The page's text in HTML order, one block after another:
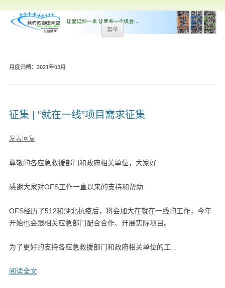
菜单
跳
至
月度归档： 2021年03月
征集 | “就在一线”项目需求征集
发表回复
尊敬的各应急救援部门和政府相关单位，大家好
感谢大家对OFS工作一直以来的支持和帮助
OFS经历了512和湖北抗疫后，将会加大在就在一线的工作，今年
开始也会跟相关应急部门配合合作、开展实际项目。
为了更好的支持各应急救援部门和政府相关单位的工...
阅读全文